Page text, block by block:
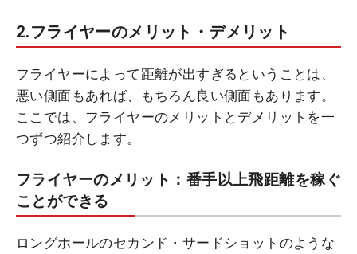
2.フライヤーのメリット・デメリット
フライヤーによって距離が出すぎるということは、
悪い側面もあれば、もちろん良い側面もあります。
ここでは、フライヤーのメリットとデメリットを一
つずつ紹介します。
フライヤーのメリット：番手以上飛距離を稼ぐ
ことができる
ロングホールのセカンド・サードショットのような